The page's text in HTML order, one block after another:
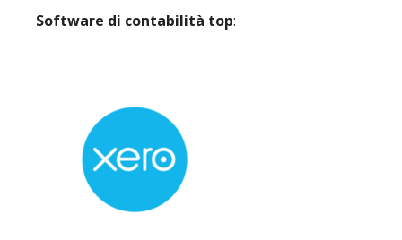
Software di contabilità top: